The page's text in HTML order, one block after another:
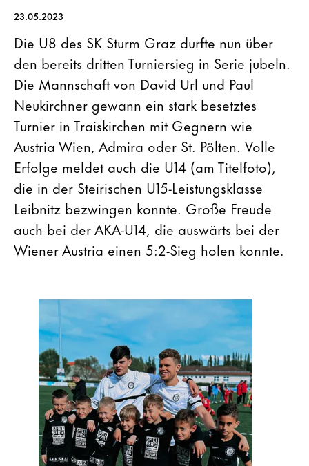
23.05.2023
Die U8 des SK Sturm Graz durfte nun über
den bereits dritten Turniersieg in Serie jubeln.
Die Mannschaft von David Url und Paul
Neukirchner gewann ein stark besetztes
Turnier in Traiskirchen mit Gegnern wie
Austria Wien, Admira oder St. Pölten. Volle
Erfolge meldet auch die U14 (am Titelfoto),
die in der Steirischen U15-Leistungsklasse
Leibnitz bezwingen konnte. Große Freude
auch bei der AKA-U14, die auswärts bei der
Wiener Austria einen 5:2-Sieg holen konnte.